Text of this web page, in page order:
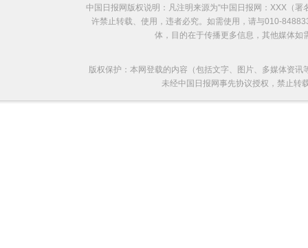
中国日报网版权说明：凡注明来源为“中国日报网：XXX（
许禁止转载、使用，违者必究。如需使用，请与010-
体，目的在于传播更多信息，其他媒体
版权保护：本网登载的内容（包括文字、图片、多媒体资
未经中国日报网事先协议授权，禁止转